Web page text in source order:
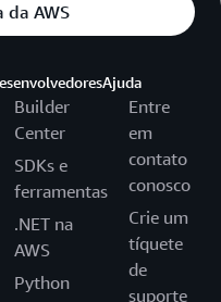
da AWS
Builder
Center
SDKs e
ferramentas
.NET na
AWS
Python
Ajuda
Entre
em
contato
conosco
Crie um
tíquete
de
suporte